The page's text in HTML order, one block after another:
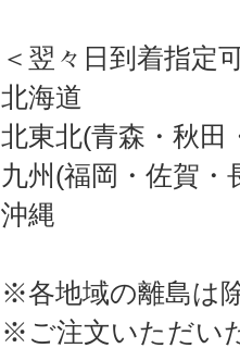
＜翌々日到着指定
北海道
北東北(青森・秋田
九州(福岡・佐賀・
沖縄
※各地域の離島は
※ご注文いただい